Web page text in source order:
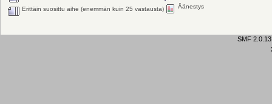
Erittäin suosittu aihe (enemmän kuin 25 vastausta)
Äänestys
SMF 2.0.13